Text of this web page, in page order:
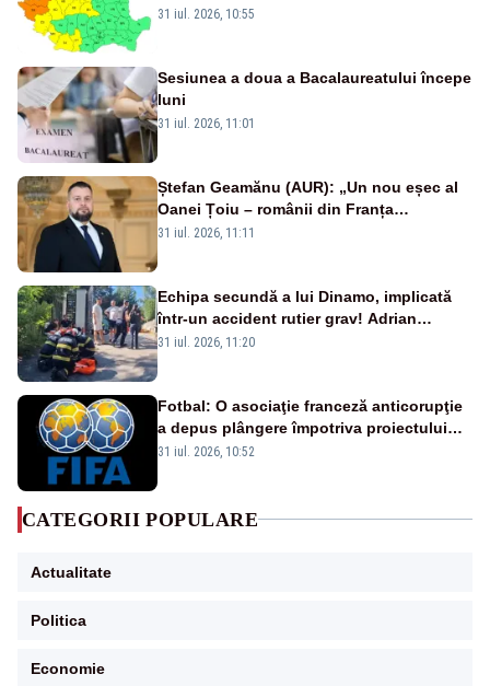
31 iul. 2026, 10:55
Sesiunea a doua a Bacalaureatului începe
luni
31 iul. 2026, 11:01
Ștefan Geamănu (AUR): „Un nou eșec al
Oanei Țoiu – românii din Franța
abandonați de propriul minister de
31 iul. 2026, 11:11
Echipa secundă a lui Dinamo, implicată
într-un accident rutier grav! Adrian
Ropotan a fost resuscitat
31 iul. 2026, 11:20
Fotbal: O asociaţie franceză anticorupţie
a depus plângere împotriva proiectului
FIFA
31 iul. 2026, 10:52
CATEGORII POPULARE
Actualitate
Politica
Economie